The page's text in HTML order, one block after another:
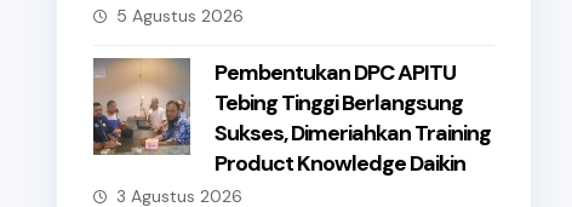
5 Agustus 2026
Pembentukan DPC APITU
Tebing Tinggi Berlangsung
Sukses, Dimeriahkan Training
Product Knowledge Daikin
3 Agustus 2026